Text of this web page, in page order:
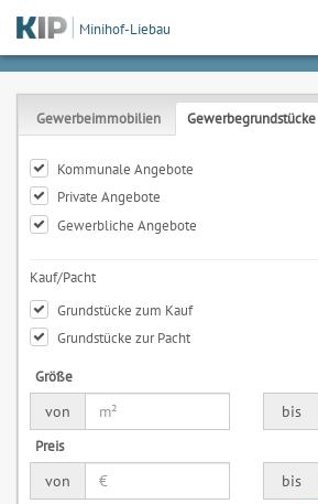
Minihof-Liebau
Gewerbeimmobilien Gewerbegrundstücke
Kommunale Angebote
Private Angebote
Gewerbliche Angebote
Kauf/Pacht
Grundstücke zum Kauf
Grundstücke zur Pacht
Größe
von
bis
Preis
von
bis